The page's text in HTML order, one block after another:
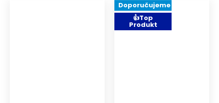
Doporučujeme
👍Top
Produkt